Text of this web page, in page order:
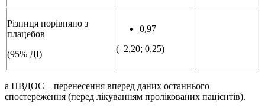
Різниця порівняно з
плацебов
(95% ДІ)
0,97
(–2,20; 0,25)
а ПВДОС – перенесення вперед даних останнього
спостереження (перед лікуванням пролікованих пацієнтів).